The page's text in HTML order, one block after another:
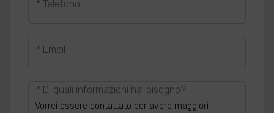
* Telefono
* Email
* Di quali informazioni hai bisogno?